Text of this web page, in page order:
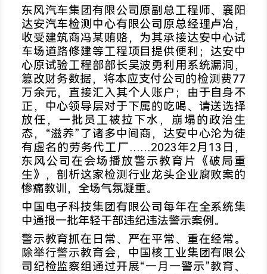
东风汽车集团有限公司原副总工程师、襄阳
达安汽车检测中心有限公司原总经理卢冶，
收受建筑商冯某贿赂，为其承接达安中心试
车场道路修建等工程项目提供便利；达安中
心原试验工程部部长吴波勇利用系统漏洞，
篡改财务数据，将本应支付公司的检测费77
万余元，直接汇入其个人账户；由于自身不
正，中心领导层对于下属的吃喝、请送选择
放任，一批员工被拉下水，崩塌的政治生
态，“滋养”了诸多中间商，达安中心沦为徒
有虚名的劳务代工厂……2023年2月13日，
东风公司在会场播放警示教育片《破局重
生》，剖析这家检测行业龙头企业腐败案的
惨痛教训，全场气氛凝重。
中国电子科技集团有限公司每年在全系统集
中通报一批年轻干部违纪违法警示案例。
警示教育抓在日常、严在平常、重在经常。
除举行警示教育会，中国核工业集团有限公
司纪检监察组通过开展“一月一警示”教育、